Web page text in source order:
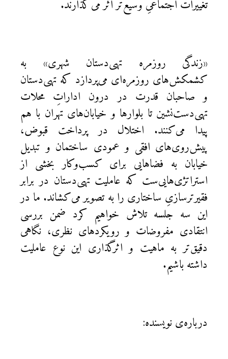
تغییرات اجتماعیِ وسیع‌تر اثر می‌گذارند.
«زندگی روزمره تهی‌دستان شهری» به
کشمکش‌های روزمره‌ای می‌پردازد که تهی‌دستان
و صاحبان قدرت در درون اداراتِ محلات
تهی‌دست‌نشین تا بلوارها و خیابان‌های تهران با هم
پیدا می‌کنند. اختلال در پرداخت قبوض،
پیش‌روی‌های افقی و عمودی ساختمان و تبدیل
خیابان‌ به فضاهایی برای کسب‌وکار بخشی از
استراتژی‌هایی‌ست که عاملیت تهی‌دستان در برابر
فقیرترسازیِ ساختاری را به تصویر می‌کشاند. ما در
این سه جلسه تلاش خواهیم کرد ضمن بررسی
انتقادی مفروضات و رویکردهای نظری، نگاهی
دقیق‌تر به ماهیت و اثرگذاری این نوع عاملیت
داشته باشیم.
درباره‌ی نویسنده: